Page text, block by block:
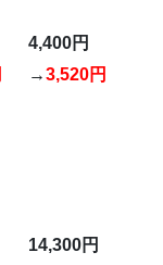
4,400円
→3,520円
14,300円